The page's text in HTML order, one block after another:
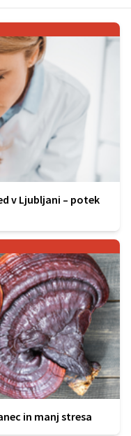
v Ljubljani – potek
in manj stresa